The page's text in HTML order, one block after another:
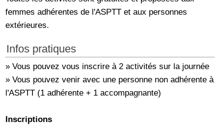
femmes adhérentes de l'ASPTT et aux personnes
extérieures.
Infos pratiques
» Vous pouvez vous inscrire à 2 activités sur la journée
» Vous pouvez venir avec une personne non adhérente à
l'ASPTT (1 adhérente + 1 accompagnante)
Inscriptions